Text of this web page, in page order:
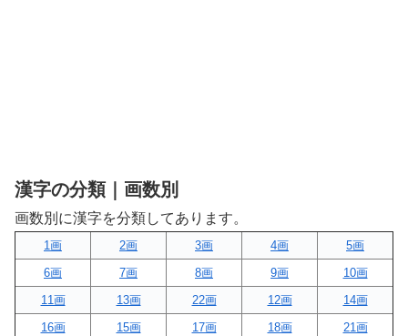
漢字の分類｜画数別
画数別に漢字を分類してあります。
1画 2画 3画 4画
5画
6画
7画 8画 9画
10画
11画
13画 22画 12画
14画
16画
15画 17画 18画
21画